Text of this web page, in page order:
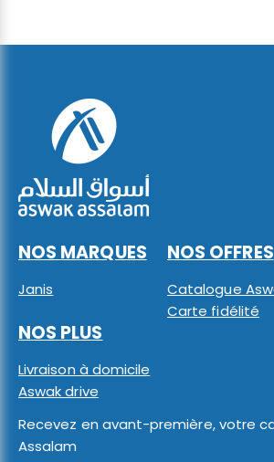
NOS MARQUES
Janis
NOS OFFRES
Catalogue
Carte fidélité
NOS PLUS
Livraison à domicile
Aswak drive
Recevez en avant-première, votre
Assalam